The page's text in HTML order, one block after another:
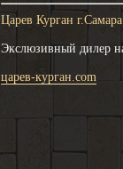
Царев Курган г.Самара
Экслюзивный дилер
царев-курган.com